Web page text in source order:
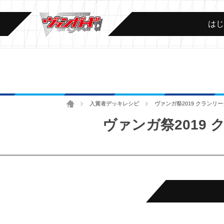
は
ホーム 入賞者デッキレシピ ヴァンガ祭2019 クランリ
ヴァンガ祭2019